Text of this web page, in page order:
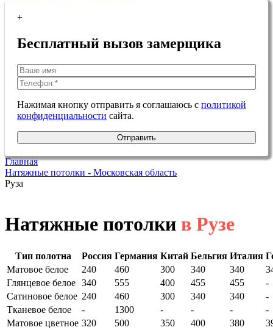
+
Бесплатный вызов замерщика
Нажимая кнопку отправить я соглашаюсь с политикой
конфиденциальности сайта.
Отправить
Главная
Натяжные потолки - Московская область
Руза
Натяжные потолки в Рузе
Тип полотна Россия Германия Китай Бельгия Италия
Матовое белое
240 460 300 340 340
Глянцевое белое 340 555 400 455 455
-
Сатиновое белое 240 460 300 340 340
-
Тканевое белое
- 1300 - - -
-
Матовое цветное 320 500 350 400 380